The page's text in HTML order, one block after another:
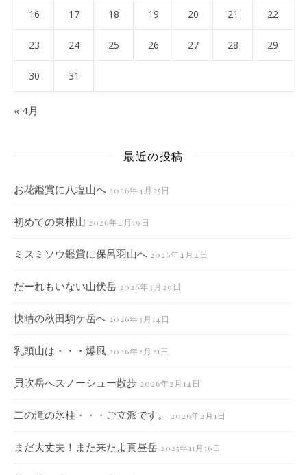
16 17 18 19 20 21 22
23 24 25 26 27 28 29
30 31
« 4月
最近の投稿
お花鑑賞に八塩山へ 2026年4月25日
初めての東根山 2026年4月19日
ミスミソウ鑑賞に保呂羽山へ 2026年4月4日
だーれもいない山伏岳 2026年3月29日
快晴の秋田駒ケ岳へ 2026年3月14日
乳頭山は・・・爆風 2026年2月21日
貝吹岳へスノーシュー散歩 2026年2月14日
二の滝の氷柱・・・ご立派です。 2026年2月1日
まだ大丈夫！また来たよ真昼岳 2025年11月16日